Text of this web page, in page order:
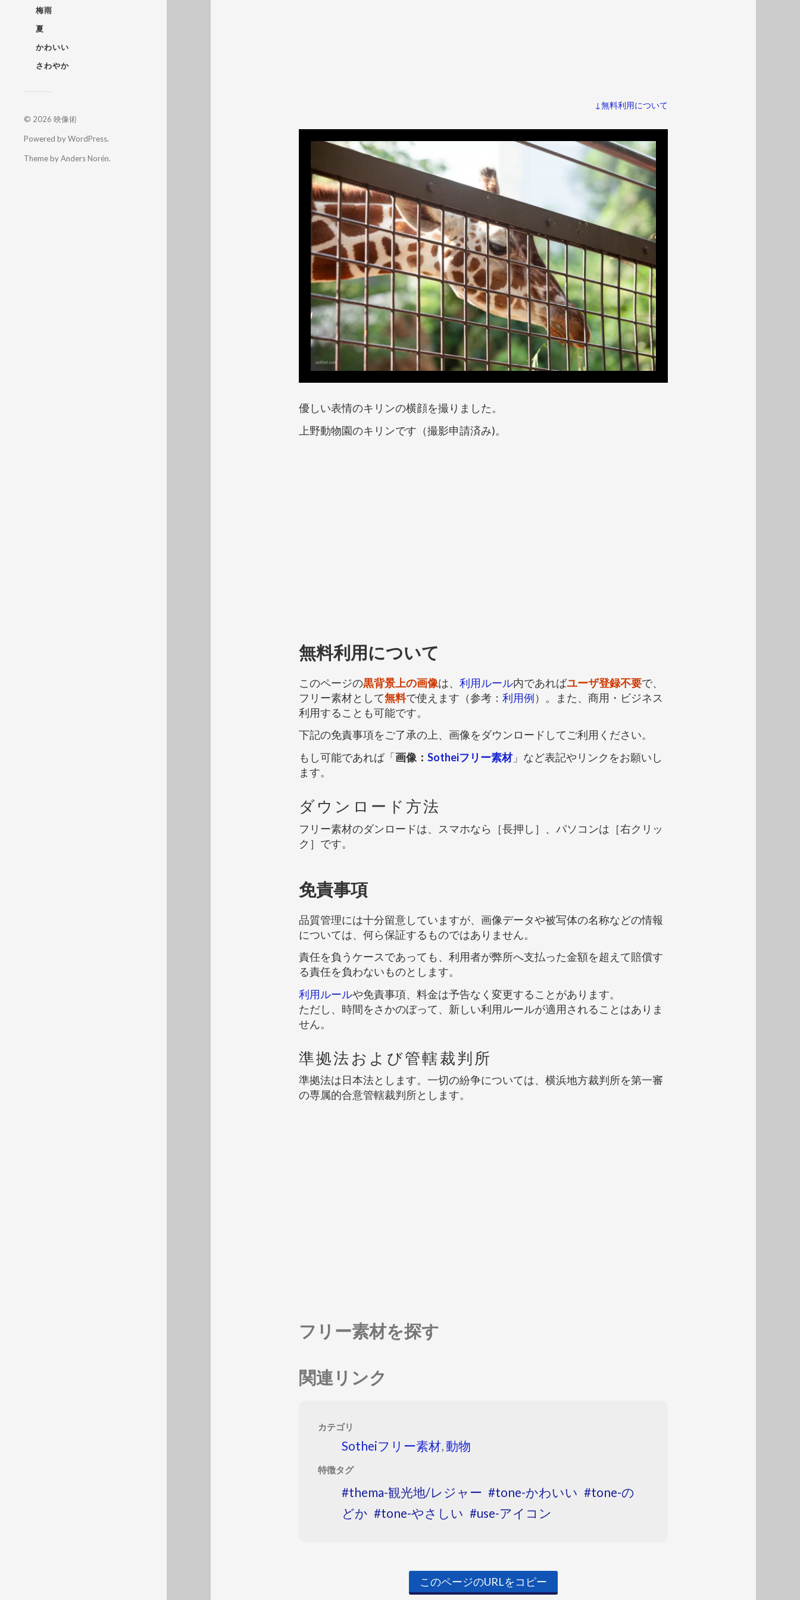
梅雨
夏
かわいい
さわやか
© 2026 映像術
Powered byWordPress.
Theme byAnders Norén.
↓無料利用について
優しい表情のキリンの横顔を撮りました。
上野動物園のキリンです（撮影申請済み)。
無料利用について
このページの黒背景上の画像は、 利用ルール内であればユーザ登録不要で、
フリー素材として無料で使えます（参考： 利用例）。また、商用・ビジネス
利用することも可能です。
下記の免責事項をご了承の上、画像をダウンロードしてご利用ください。
もし可能であれば「画像： Sotheiフリー素材」など表記やリンクをお願いし
ます。
ダウンロード方法
フリー素材のダンロードは、スマホなら［長押し］、パソコンは［右クリッ
ク］です。
免責事項
品質管理には十分留意していますが、画像データや被写体の名称などの情報
については、何ら保証するものではありません。
責任を負うケースであっても、利用者が弊所へ支払った金額を超えて賠償す
る責任を負わないものとします。
利用ルールや免責事項、料金は予告なく変更することがあります。
ただし、時間をさかのぼって、新しい利用ルールが適用されることはありま
せん。
準拠法および管轄裁判所
準拠法は日本法とします。一切の紛争については、横浜地方裁判所を第一審
の専属的合意管轄裁判所とします。
フリー素材を探す
関連リンク
カテゴリ
Sotheiフリー素材,動物
特徴タグ
thema-観光地/レジャー tone-かわいい
tone-の
どか
tone-やさしい use-アイコン
このページのURLをコピー